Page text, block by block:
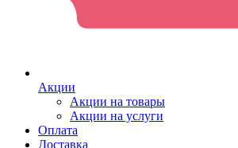
Акции
Акции на товары
Акции на услуги
Оплата
Доставка